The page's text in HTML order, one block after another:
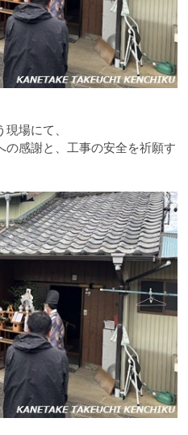
場にて、
の感謝と、工事の安全を祈願す